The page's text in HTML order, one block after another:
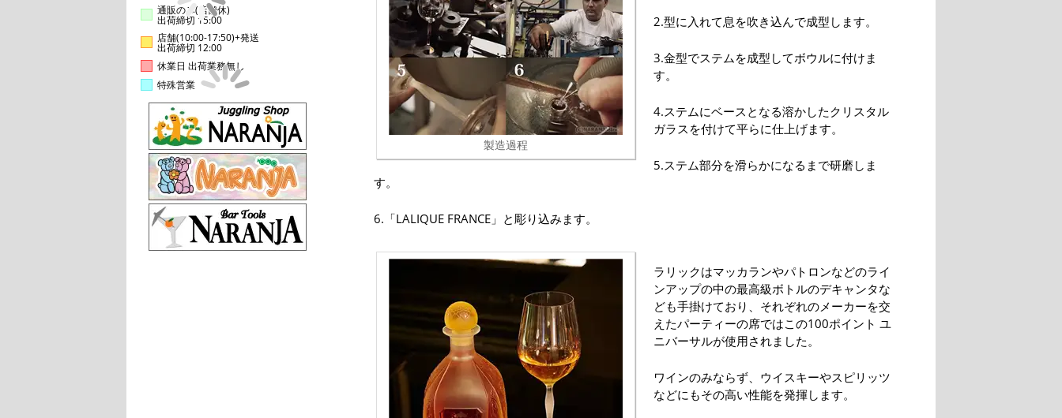
通販のみ(店舗休)
出荷締切 15:00
店舗(10:00-17:50)+発送
出荷締切 12:00
休業日 出荷業務無し
特殊営業
製造過程
2.型に入れて息を吹き込んで成型します。
3.金型でステムを成型してボウルに付けま
す。
4.ステムにベースとなる溶かしたクリスタル
ガラスを付けて平らに仕上げます。
5.ステム部分を滑らかになるまで研磨しま
す。
6.「LALIQUE FRANCE」と彫り込みます。
ラリックはマッカランやパトロンなどのライ
ンアップの中の最高級ボトルのデキャンタな
ども手掛けており、それぞれのメーカーを交
えたパーティーの席ではこの100ポイント ユ
ニバーサルが使用されました。
ワインのみならず、ウイスキーやスピリッツ
などにもその高い性能を発揮します。